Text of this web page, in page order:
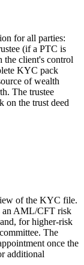
for all parties:
(if a PTC is
the client's control
KYC pack
of wealth
The trustee
on the trust deed
of the KYC file.
an AML/CFT risk
for higher-risk
The
once the
additional